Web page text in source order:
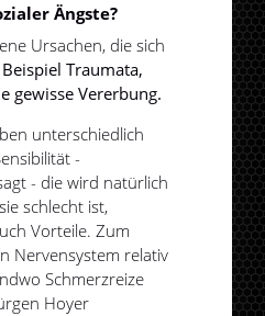
Ängste?
Ursachen, die sich
Traumata,
gewisse Vererbung.
unterschiedlich
-
- die wird natürlich
schlecht ist,
Vorteile. Zum
Nervensystem relativ
Schmerzreize
Hoyer